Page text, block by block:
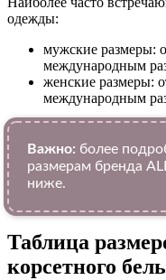
одежды:
мужские размеры:
международным
женские размеры:
международным
Важно: более
размерам бренда
ниже.
Таблица
корсетного